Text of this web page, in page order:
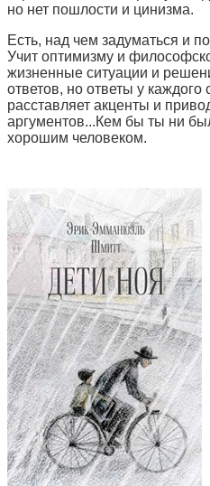
но нет пошлости и цинизма.
Есть, над чем задуматься и
Учит оптимизму и
жизненные ситуации и
ответов, но ответы у
расставляет акценты и
аргументов...Кем бы ты ни
хорошим человеком.